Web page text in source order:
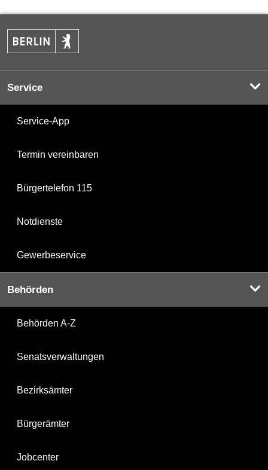
Service
Service-App
Termin vereinbaren
Bürgertelefon 115
Notdienste
Gewerbeservice
Behörden
Behörden A-Z
Senatsverwaltungen
Bezirksämter
Bürgerämter
Jobcenter